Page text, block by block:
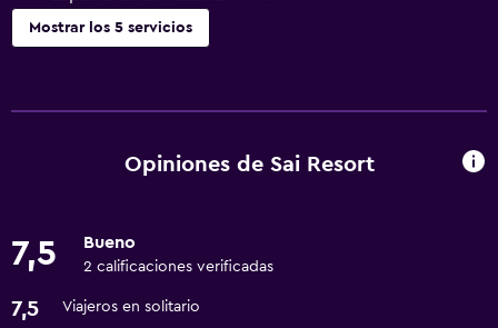
Mostrar los 5 servicios
Estacionamiento gratuito
General
Espacio de almacenamiento
Opiniones de Sai Resort
7,5 Bueno
2 calificaciones verificadas
7,5 Viajeros en solitario